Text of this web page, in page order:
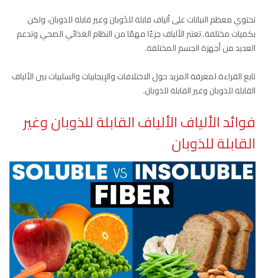
تحتوي معظم النباتات على ألياف قابلة للذَوبان وغير قابلة للذوبان، ولكن
بكميات مختلفة. تعتبر الألياف جزءًا مهمًا من النظام الغذائي الصحي وتدعم
العديد من أجهزة الجسم المختلفة.
تابع القراءة لمعرفة المزيد حول الاختلافات والإيجابيات والسلبيات بين الألياف
القابلة للذوبان وغير القابلة للذوبان.
فوائد الألياف الألياف القابلة للذوبان وغير
القابلة للذوبان